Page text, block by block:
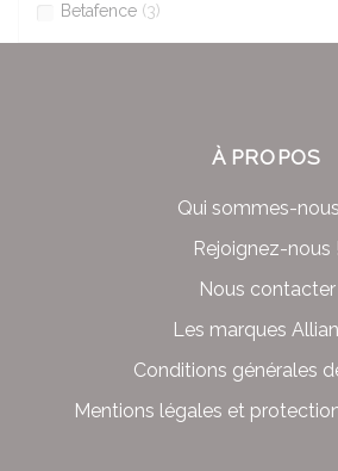
Betafence (3)
À PROPOS
Qui sommes-
Rejoignez-nous !
Nous contacter
Les marques
Conditions générales
Mentions légales et